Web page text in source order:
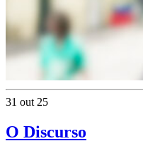
31 out 25
O Discurso